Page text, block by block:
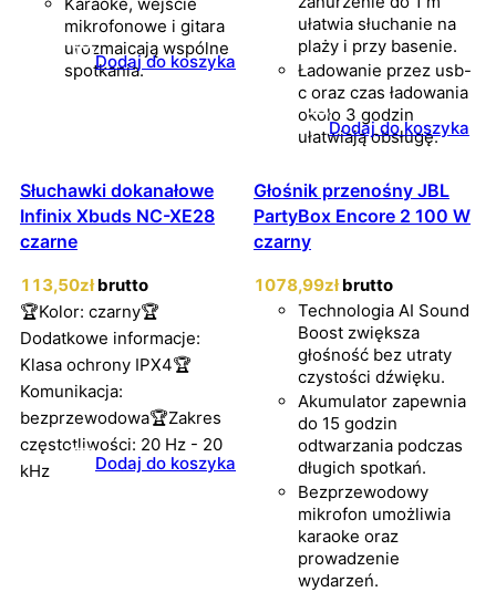
mikrofonowe i gitara
urozmaicają wspólne
spotkania.
Dodaj do koszyka
ułatwia słuchanie na
plaży i przy basenie.
Ładowanie przez usb-
c oraz czas ładowania
około 3 godzin
ułatwiają obsługę.
Dodaj do koszyka
Słuchawki dokanałowe
Infinix Xbuds NC-XE28
czarne
113,50zł brutto
🏆Kolor: czarny🏆
Dodatkowe informacje:
Klasa ochrony IPX4🏆
Komunikacja:
bezprzewodowa🏆Zakres
częstotliwości: 20 Hz - 20
kHz
Dodaj do koszyka
Głośnik przenośny JBL
PartyBox Encore 2 100 W
czarny
1078,99zł brutto
Technologia AI Sound
Boost zwiększa
głośność bez utraty
czystości dźwięku.
Akumulator zapewnia
do 15 godzin
odtwarzania podczas
długich spotkań.
Bezprzewodowy
mikrofon umożliwia
karaoke oraz
prowadzenie
wydarzeń.